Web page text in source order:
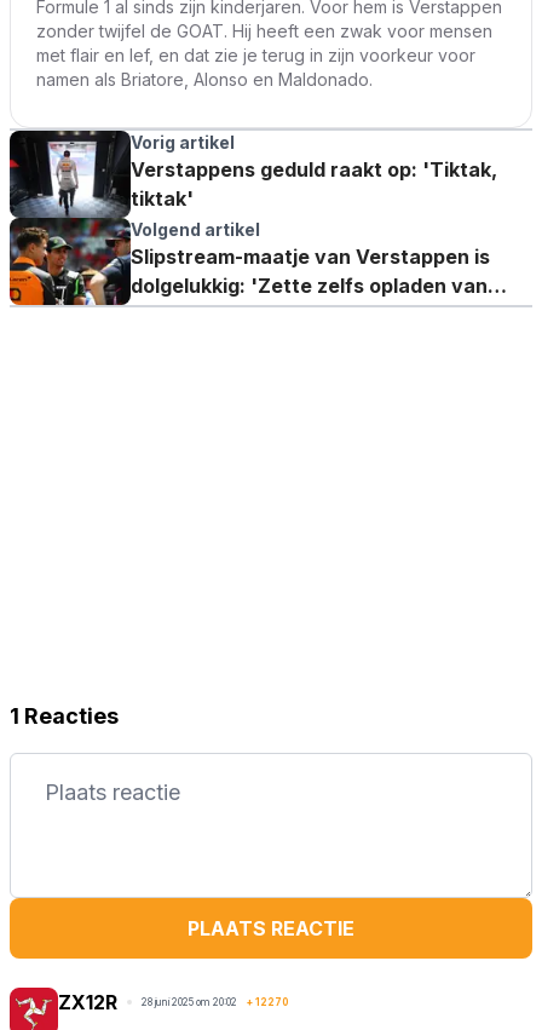
Formule 1 al sinds zijn kinderjaren. Voor hem is Verstappen
zonder twijfel de GOAT. Hij heeft een zwak voor mensen
met flair en lef, en dat zie je terug in zijn voorkeur voor
namen als Briatore, Alonso en Maldonado.
Vorig artikel
Verstappens geduld raakt op: 'Tiktak,
tiktak'
Volgend artikel
Slipstream-maatje van Verstappen is
dolgelukkig: 'Zette zelfs opladen van
batterij uit om te helpen'
1 Reacties
PLAATS REACTIE
ZX12R 28 juni 2025 om 20:02 + 12270